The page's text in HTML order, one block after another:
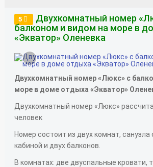
5
Двухкомнатный номер
балконом и видом на море в
«Экватор» Оленевка
‹
Двухкомнатный номер «Люкс» с
море в доме отдыха «Экватор»
Двухкомнатный номер «Люкс»
человек
Номер состоит из двух комнат, санузла
кабиной и двух балконов.
В комнатах: две двуспальные кровати,